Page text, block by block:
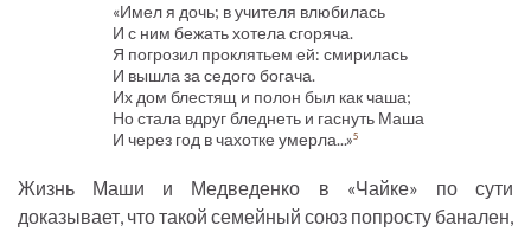
«Имел я дочь; в учителя влюбилась
И с ним бежать хотела сгоряча.
Я погрозил проклятьем ей: смирилась
И вышла за седого богача.
Их дом блестящ и полон был как чаша;
Но стала вдруг бледнеть и гаснуть Маша
И через год в чахотке умерла...»5
Жизнь Маши и Медведенко в «Чайке» по сути
доказывает, что такой семейный союз попросту банален,